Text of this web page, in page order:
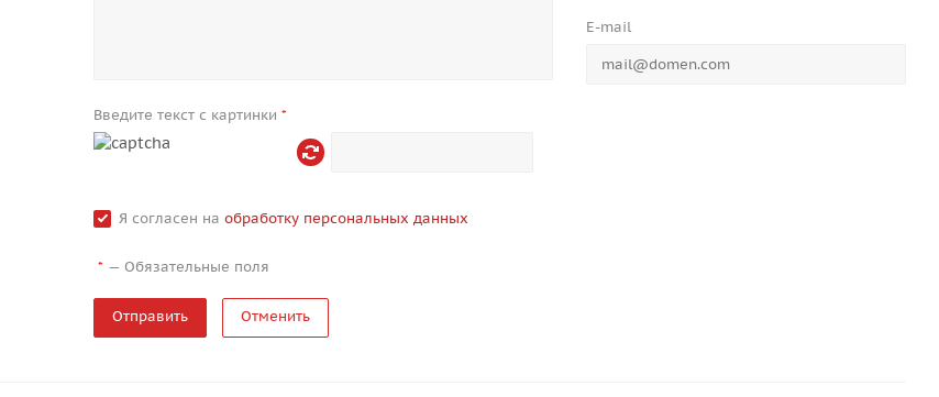
E-mail
Введите текст с картинки *
Я согласен на обработку персональных данных
* — Обязательные поля
Отменить